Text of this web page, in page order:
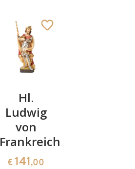
Hl.
Ludwig
von
Frankreich
€ 141,00